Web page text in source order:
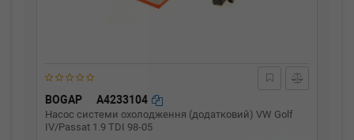
BOGAP A4233104
Насос системи охолодження (додатковий) VW Golf
IV/Passat 1.9 TDI 98-05